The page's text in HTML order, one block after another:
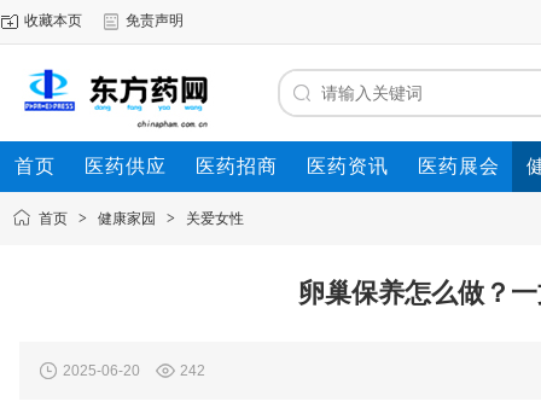
收藏本页 免责声明
首页 医药供应 医药招商 医药资讯 医药展会
首页 > 健康家园 > 关爱女性
卵巢保养怎么做？
2025-06-20 242